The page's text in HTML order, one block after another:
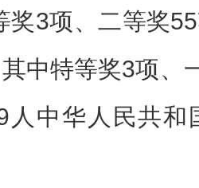
奖3项、二等奖
中特等奖3项、
人中华人民共和